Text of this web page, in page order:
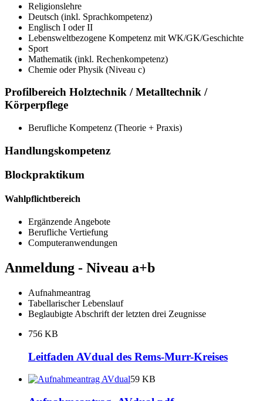
Religionslehre
Deutsch (inkl. Sprachkompetenz)
Englisch I oder II
Lebensweltbezogene Kompetenz mit WK/GK/Geschichte
Sport
Mathematik (inkl. Rechenkompetenz)
Chemie oder Physik (Niveau c)
Profilbereich Holztechnik / Metalltechnik /
Körperpflege
Berufliche Kompetenz (Theorie + Praxis)
Handlungskompetenz
Blockpraktikum
Wahlpflichtbereich
Ergänzende Angebote
Berufliche Vertiefung
Computeranwendungen
Anmeldung - Niveau a+b
Aufnahmeantrag
Tabellarischer Lebenslauf
Beglaubigte Abschrift der letzten drei Zeugnisse
756 KB
Leitfaden AVdual des Rems-Murr-Kreises
59 KB